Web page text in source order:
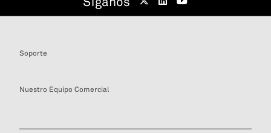
Soporte
Nuestro Equipo Comercial